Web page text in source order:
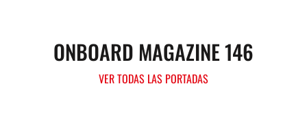
ONBOARD MAGAZINE 146
VER TODAS LAS PORTADAS